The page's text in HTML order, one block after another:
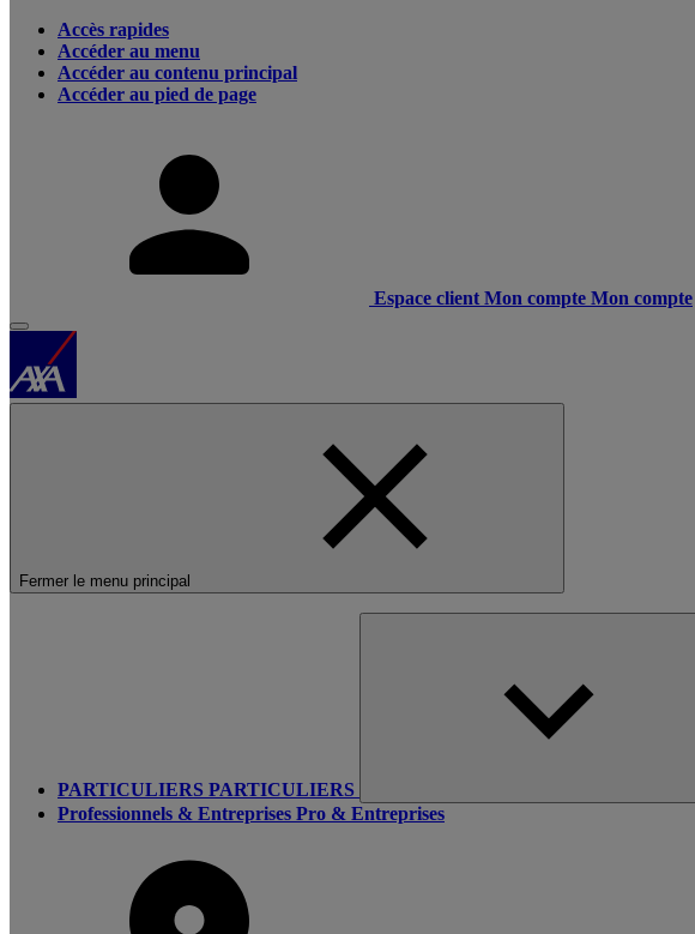
Accès rapides
Accéder au menu
Accéder au contenu principal
Accéder au pied de page
Espace client Mon compte Mon compte
Fermer le menu principal
PARTICULIERS PARTICULIERS
Professionnels & Entreprises Pro & Entreprises